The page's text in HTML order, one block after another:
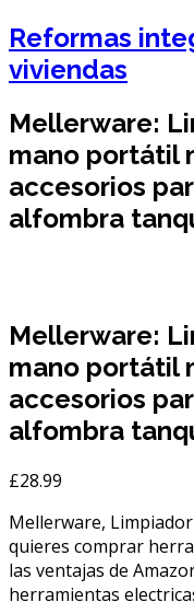
Reformas
viviendas
Mellerware:
mano portátil
accesorios
alfombra
Mellerware:
mano portátil
accesorios
alfombra
£28.99
Mellerware,
quieres comprar
las ventajas de
herramientas